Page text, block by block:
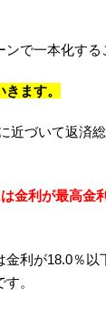
で一本化する
ます。
近づいて返済
金利が最高金
利が18.0％以
。